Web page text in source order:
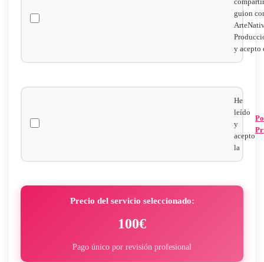
guion
y acepto
He
leído
y
acepto
la
Precio del servicio seleccionado:
100€
Pago único por revisión profesional